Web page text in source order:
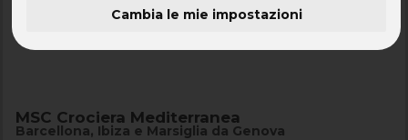
Cambia le mie impostazioni
MSC Crociera Mediterranea
Barcellona, Ibiza e Marsiglia da Genova